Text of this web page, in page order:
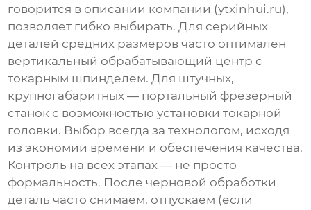
говорится в описании компании (ytxinhui.ru),
позволяет гибко выбирать. Для серийных
деталей средних размеров часто оптимален
вертикальный обрабатывающий центр с
токарным шпинделем. Для штучных,
крупногабаритных — портальный фрезерный
станок с возможностью установки токарной
головки. Выбор всегда за технологом, исходя
из экономии времени и обеспечения качества.
Контроль на всех этапах — не просто
формальность. После черновой обработки
деталь часто снимаем, отпускаем (если